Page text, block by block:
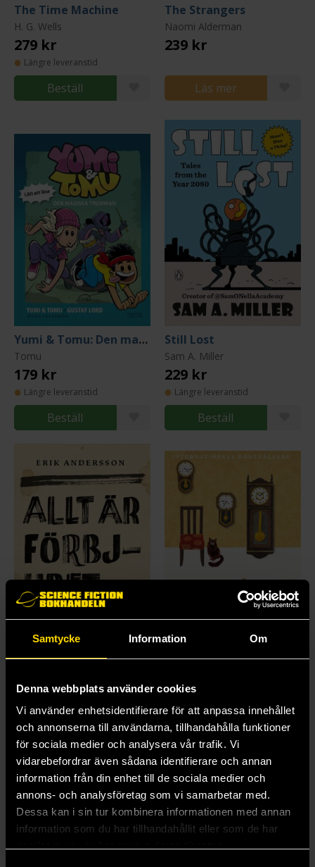
Samtycke Information Om
Denna webbplats använder cookies
Vi använder enhetsidentifierare för att anpassa innehållet
och annonserna till användarna, tillhandahålla funktioner
för sociala medier och analysera vår trafik. Vi
vidarebefordrar även sådana identifierare och annan
information från din enhet till de sociala medier och
annons- och analysföretag som vi samarbetar med.
Dessa kan i sin tur kombinera informationen med annan
information som du har tillhandahållit eller som de har
The Time Machine
H. G. Wells
279 kr
Längre leveranstid
Beställ
The Strangers
Naomi Alderman
239 kr
Läs mer
Yumi & Tomu: Den magiska trumman (Lätt att läsa)
Tomu
179 kr
Längre leveranstid
Beställ
Still Lost
Sam A. Miller
229 kr
Längre leveranstid
Beställ
Erik Andersson
349 kr
Längre leveranstid
Beställ
Toshikazu Kawaguchi
110 kr
Längre leveranstid
Beställ